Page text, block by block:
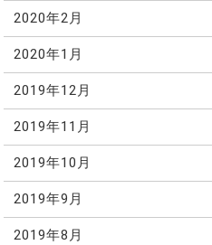
2020年2月
2020年1月
2019年12月
2019年11月
2019年10月
2019年9月
2019年8月